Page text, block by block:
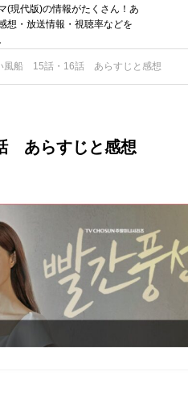
(現代版)の情報がたくさん！あ
想・放送情報・視聴率などを
風船 15話・16話 あらすじと感想
あらすじと感想